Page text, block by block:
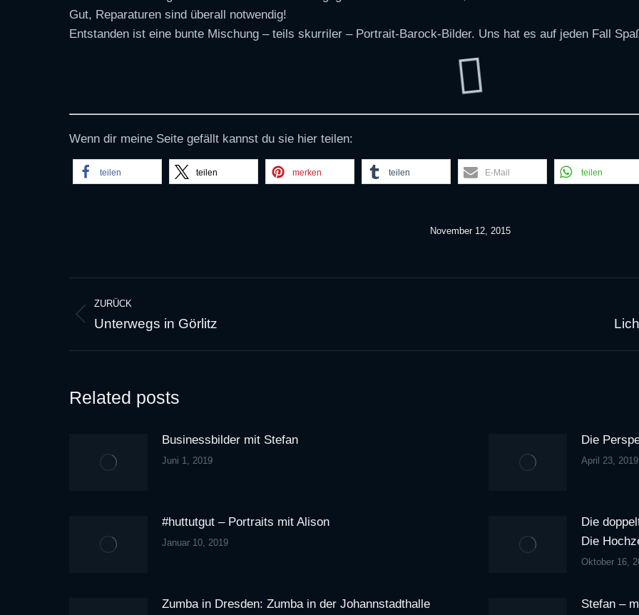
Gut, Reparaturen sind überall notwendig!
Entstanden ist eine bunte Mischung – teils skurriler – Portrait-Barock-Bilder. Uns hat es auf jeden Fall
Wenn dir meine Seite gefällt kannst du sie hier teilen:
teilen teilen merken teilen E-Mail teilen
November 12, 2015
Kommentarnavigation
ZURÜCK
Vorheriger
Unterwegs in Görlitz
Related posts
Businessbilder mit Stefan
Juni 1, 2019
Die
April 23, 2019
#huttutgut – Portraits mit Alison
Januar 10, 2019
Die
Die
Oktober 16,
Zumba in Dresden: Zumba in der Johannstadthalle Stefan –